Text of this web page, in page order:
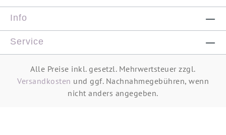
Info
Service
Alle Preise inkl. gesetzl. Mehrwertsteuer zzgl.
Versandkosten und ggf. Nachnahmegebühren, wenn
nicht anders angegeben.